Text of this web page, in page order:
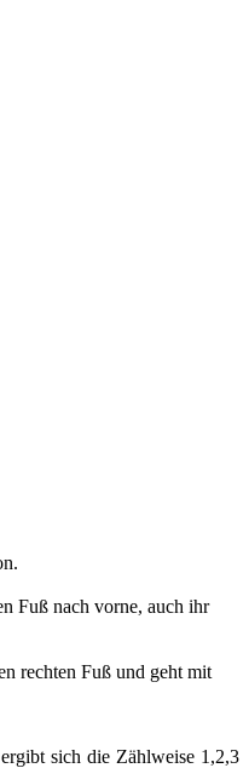
Fuß nach vorne, auch ihr
rechten Fuß und geht mit
sich die Zählweise 1,2,3